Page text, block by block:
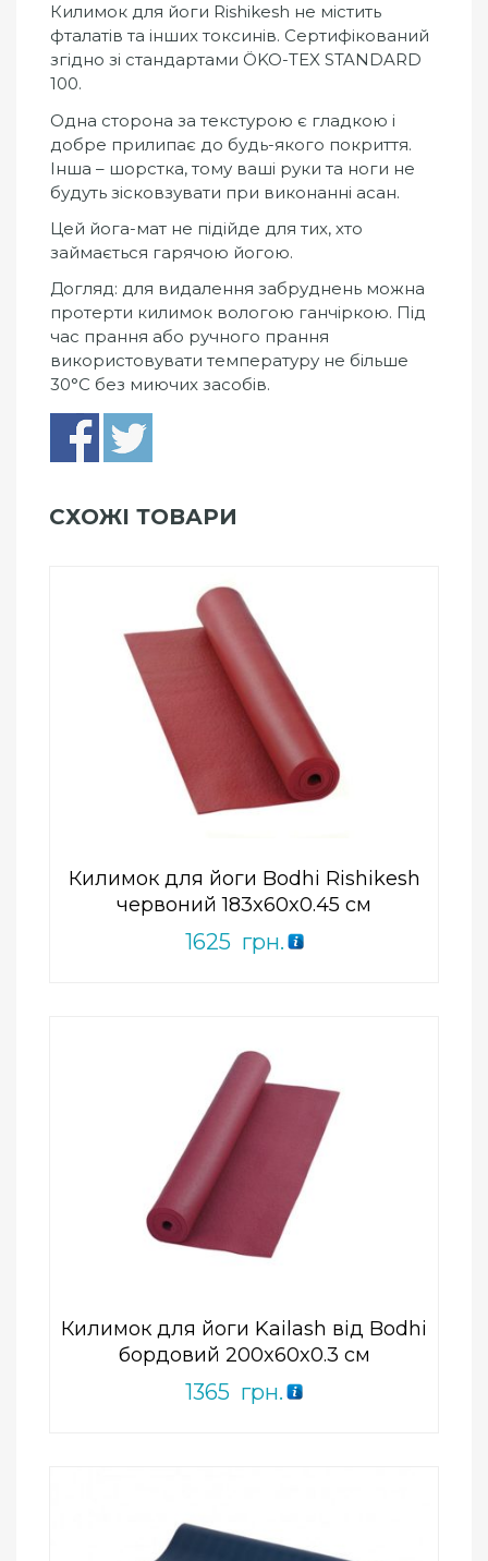
Килимок для йоги Rishikesh не містить
фталатів та інших токсинів. Сертифікований
згідно зі стандартами ÖKO-TEX STANDARD
100.
Одна сторона за текстурою є гладкою і
добре прилипає до будь-якого покриття.
Інша – шорстка, тому ваші руки та ноги не
будуть зісковзувати при виконанні асан.
Цей йога-мат не підійде для тих, хто
займається гарячою йогою.
Догляд: для видалення забруднень можна
протерти килимок вологою ганчіркою. Під
час прання або ручного прання
використовувати температуру не більше
30°C без миючих засобів.
СХОЖІ ТОВАРИ
Килимок для йоги Bodhi Rishikesh
червоний 183x60x0.45 см
1625 грн.
ПРИДБАТИ
Add to Wishlist
Килимок для йоги Kailash від Bodhi
бордовий 200x60x0.3 см
1365 грн.
ПРИДБАТИ
Add to Wishlist